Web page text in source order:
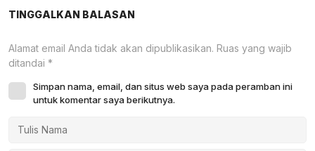
TINGGALKAN BALASAN
Alamat email Anda tidak akan dipublikasikan. Ruas yang wajib
ditandai *
Simpan nama, email, dan situs web saya pada peramban ini
untuk komentar saya berikutnya.